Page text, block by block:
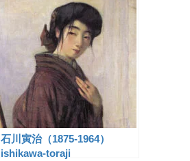
石川寅治（1875-1964）
ishikawa-toraji